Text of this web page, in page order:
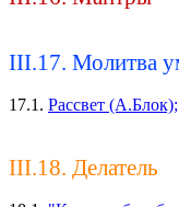
III.17. Молитва
17.1. Рассвет (А.Блок);
III.18. Делатель